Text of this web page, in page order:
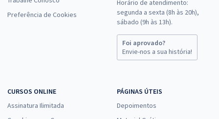
Preferência de Cookies
Horário de atendimento:
segunda a sexta (8h às 20h),
sábado (9h às 13h).
Foi aprovado?
Envie-nos a sua história!
CURSOS ONLINE
Assinatura Ilimitada
PÁGINAS ÚTEIS
Depoimentos